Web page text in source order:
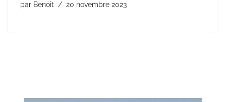
par Benoit 20 novembre 2023